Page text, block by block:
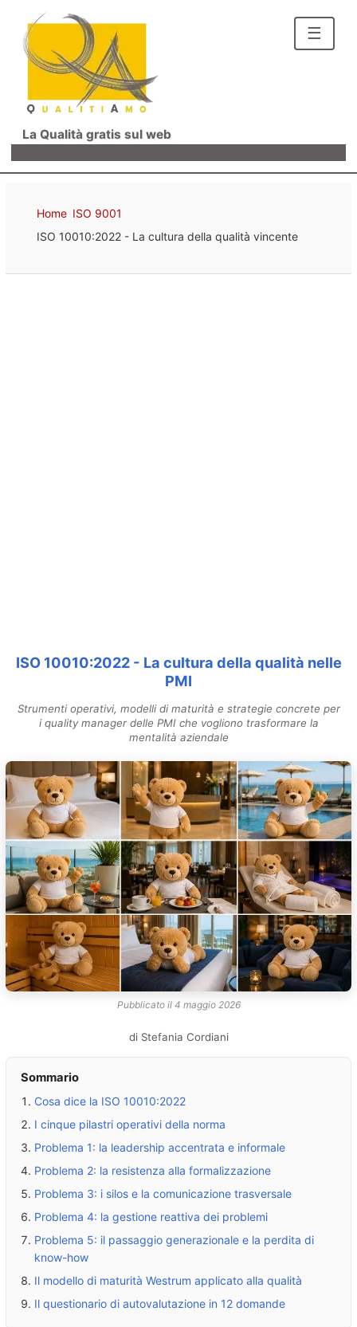
La Qualità gratis sul web
☰
Home ISO 9001
ISO 10010:2022 - La cultura della qualità vincente
ISO 10010:2022 - La cultura della qualità nelle
PMI
Strumenti operativi, modelli di maturità e strategie concrete per
i quality manager delle PMI che vogliono trasformare la
mentalità aziendale
Pubblicato il 4 maggio 2026
di Stefania Cordiani
Sommario
Cosa dice la ISO 10010:2022
I cinque pilastri operativi della norma
Problema 1: la leadership accentrata e informale
Problema 2: la resistenza alla formalizzazione
Problema 3: i silos e la comunicazione trasversale
Problema 4: la gestione reattiva dei problemi
Problema 5: il passaggio generazionale e la perdita di
know-how
Il modello di maturità Westrum applicato alla qualità
Il questionario di autovalutazione in 12 domande